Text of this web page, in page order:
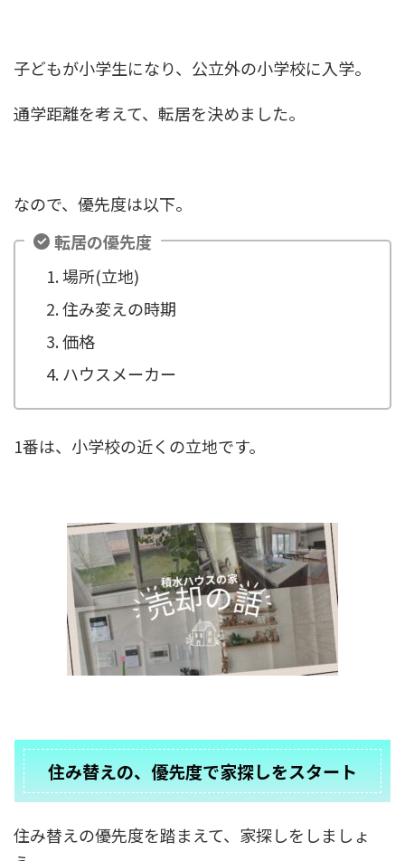
子どもが小学生になり、公立外の小学校に入学。
通学距離を考えて、転居を決めました。
なので、優先度は以下。
転居の優先度
場所(立地)
住み変えの時期
価格
ハウスメーカー
1番は、小学校の近くの立地です。
住み替えの、優先度で家探しをスタート
住み替えの優先度を踏まえて、家探しをしましょ